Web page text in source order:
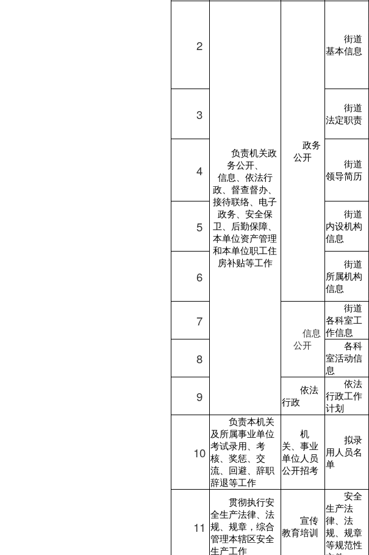
2
负责机关政
务公开、
信息、依法行
政、督查督办、
接待联络、电子
政务、安全保
卫、后勤保障、
本单位资产管理
和本单位职工住
房补贴等工作
政务
公开
街道
基本信息
3
街道
法定职责
4
街道
领导简历
5
街道
内设机构
信息
6
街道
所属机构
信息
7
信息
公开
街道
各科室工
作信息
8
各科
室活动信
息
9
依法
行政
依法
行政工作
计划
10
负责本机关
及所属事业单位
考试录用、考
核、奖惩、交
流、回避、辞职
辞退等工作
机
关、事业
单位人员
公开招考
拟录
用人员名
单
11
贯彻执行安
全生产法律、法
规、规章，综合
管理本辖区安全
生产工作
宣传
教育培训
安全
生产法
律、法
规、规章
等规范性